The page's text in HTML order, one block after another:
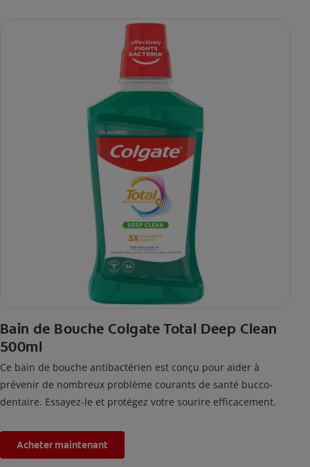
Bain de Bouche Colgate Total Deep Clean
500ml
Ce bain de bouche antibactérien est conçu pour aider à
prévenir de nombreux problème courants de santé bucco-
dentaire. Essayez-le et protégez votre sourire efficacement.
Acheter maintenant